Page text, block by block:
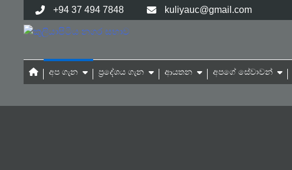
+94 37 494 7848 kuliyauc@gmail.com
අප ගැන ප්‍රදේශය ගැන ආයතන අපගේ සේවාවන්